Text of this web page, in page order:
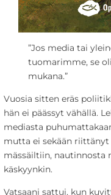
”Jos media tai
tuomarimme, se
mukana.”
Vuosia sitten eräs
hän ei päässyt vähällä.
mediasta
mutta ei sekään
mässäiltiin, nautinnosta
käskyynkin.
Vatsaani sattui, kun